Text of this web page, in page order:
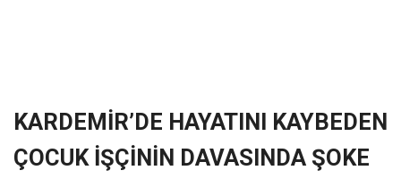
KARDEMİR’DE HAYATINI KAYBEDEN
ÇOCUK İŞÇİNİN DAVASINDA ŞOKE